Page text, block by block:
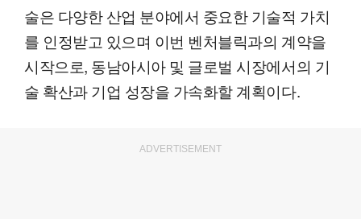
술은 다양한 산업 분야에서 중요한 기술적 가치
를 인정받고 있으며 이번 벤처블릭과의 계약을
시작으로, 동남아시아 및 글로벌 시장에서의 기
술 확산과 기업 성장을 가속화할 계획이다.
ADVERTISEMENT